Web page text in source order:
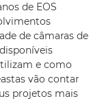
de EOS
de câmaras de
e como
vão contar
projetos mais